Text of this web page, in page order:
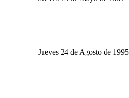
Jueves 24 de Agosto de 1995